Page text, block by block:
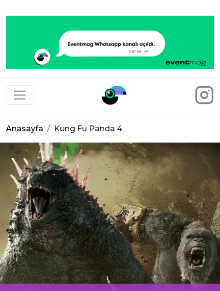
Eventmag
Anasayfa Kung Fu Panda 4